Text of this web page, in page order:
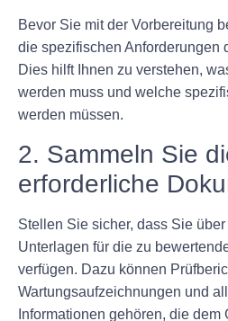
Bevor Sie mit der Vorbereitung
die spezifischen Anforderungen
Dies hilft Ihnen zu verstehen,
werden muss und welche
werden müssen.
2. Sammeln Sie
erforderliche
Stellen Sie sicher, dass Sie
Unterlagen für die zu
verfügen. Dazu können
Wartungsaufzeichnungen und
Informationen gehören, die dem